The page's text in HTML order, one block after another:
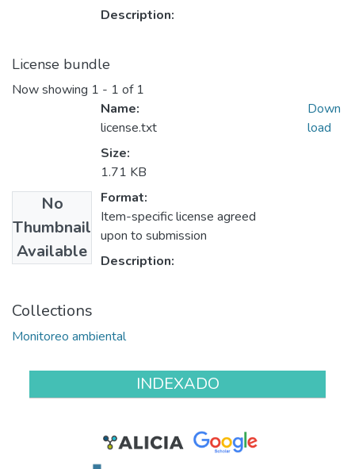
Description:
License bundle
Now showing 1 - 1 of 1
No
Thumbnail
Available
Name:
license.txt
Size:
1.71 KB
Format:
Item-specific license agreed
upon to submission
Description:
Down
load
Collections
Monitoreo ambiental
INDEXADO